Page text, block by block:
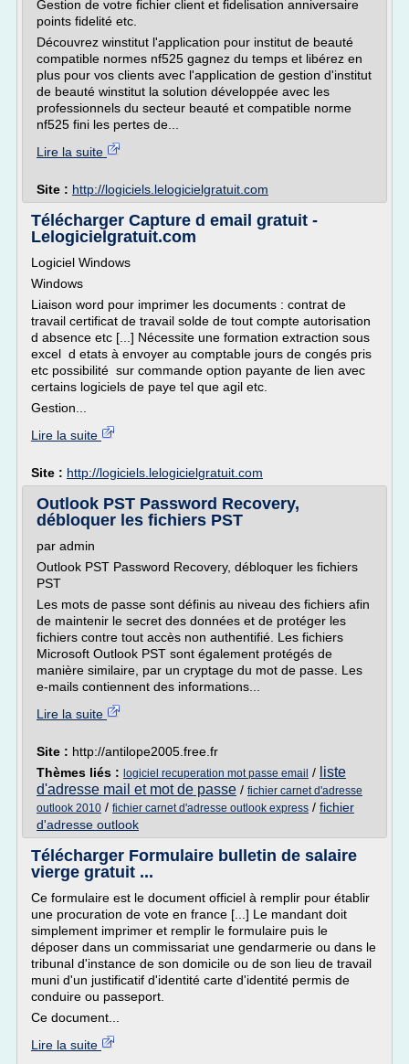
Gestion de votre fichier client et fidelisation anniversaire
points fidelité etc.
Découvrez winstitut l'application pour institut de beauté
compatible normes nf525 gagnez du temps et libérez en
plus pour vos clients avec l'application de gestion d'institut
de beauté winstitut la solution développée avec les
professionnels du secteur beauté et compatible norme
nf525 fini les pertes de...
Lire la suite
Site : http://logiciels.lelogicielgratuit.com
Télécharger Capture d email gratuit -
Lelogicielgratuit.com
Logiciel Windows
Windows
Liaison word pour imprimer les documents : contrat de
travail certificat de travail solde de tout compte autorisation
d absence etc [...] Nécessite une formation extraction sous
excel d etats à envoyer au comptable jours de congés pris
etc possibilité sur commande option payante de lien avec
certains logiciels de paye tel que agil etc.
Gestion...
Lire la suite
Site : http://logiciels.lelogicielgratuit.com
Outlook PST Password Recovery,
débloquer les fichiers PST
par admin
Outlook PST Password Recovery, débloquer les fichiers
PST
Les mots de passe sont définis au niveau des fichiers afin
de maintenir le secret des données et de protéger les
fichiers contre tout accès non authentifié. Les fichiers
Microsoft Outlook PST sont également protégés de
manière similaire, par un cryptage du mot de passe. Les
e-mails contiennent des informations...
Lire la suite
Site : http://antilope2005.free.fr
Thèmes liés : logiciel recuperation mot passe email / liste
d'adresse mail et mot de passe / fichier carnet d'adresse
outlook 2010 / fichier carnet d'adresse outlook express / fichier
d'adresse outlook
Télécharger Formulaire bulletin de salaire
vierge gratuit ...
Ce formulaire est le document officiel à remplir pour établir
une procuration de vote en france [...] Le mandant doit
simplement imprimer et remplir le formulaire puis le
déposer dans un commissariat une gendarmerie ou dans le
tribunal d'instance de son domicile ou de son lieu de travail
muni d'un justificatif d'identité carte d'identité permis de
conduire ou passeport.
Ce document...
Lire la suite